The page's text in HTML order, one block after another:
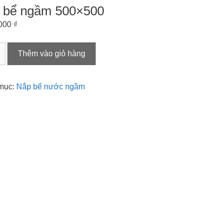
bể ngầm 500×500
₫
Thêm vào giỏ hàng
Nắp bể nước ngầm